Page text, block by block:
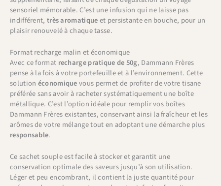
sensoriel mémorable. C’est une infusion qui ne laisse pas
indifférent, très aromatiqueet persistante en bouche, pour un
plaisir renouvelé à chaque tasse.
Format recharge malin et économique
Avec ce format recharge pratique de 50g, Dammann Frères
pense à la fois à votre portefeuille et à l’environnement. Cette
solution économiquevous permet de profiter de votre tisane
préférée sans avoir à racheter systématiquement une boîte
métallique. C’est l’option idéale pour remplir vos boîtes
Dammann Frères existantes, conservant ainsi la fraîcheur et les
arômes de votre mélange tout en adoptant une démarche plus
responsable.
Ce sachet souple est facile à stocker et garantit une
conservation optimale des saveurs jusqu’à son utilisation.
Léger et peu encombrant, il contient la juste quantité pour